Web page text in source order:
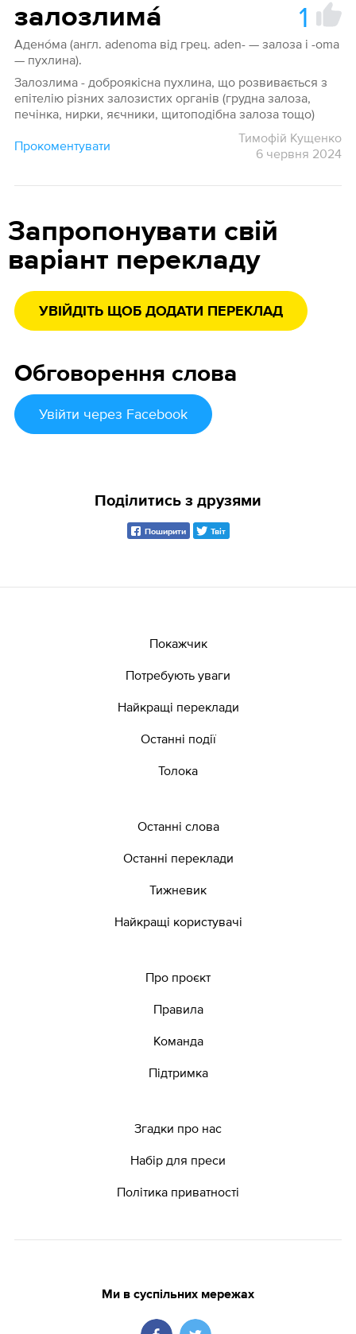
залозлима́ 1
Адено́ма (англ. adenoma від грец. aden- — залоза і -oma
— пухлина).
Залозлима - доброякісна пухлина, що розвивається з
епітелію різних залозистих органів (грудна залоза,
печінка, нирки, яєчники, щитоподібна залоза тощо)
Прокоментувати
Тимофій Кущенко
6 червня 2024
Запропонувати свій
варіант перекладу
УВІЙДІТЬ ЩОБ ДОДАТИ ПЕРЕКЛАД
Обговорення слова
Увійти через Facebook
Поділитись з друзями
Поширити Твіт
Покажчик
Потребують уваги
Найкращі переклади
Останні події
Толока
Останні слова
Останні переклади
Тижневик
Найкращі користувачі
Про проєкт
Правила
Команда
Підтримка
Згадки про нас
Набір для преси
Політика приватності
Ми в суспільних мережах